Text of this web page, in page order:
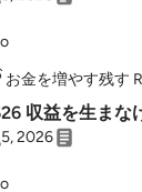
お金を増やす残す
#2526 収益を生
2026